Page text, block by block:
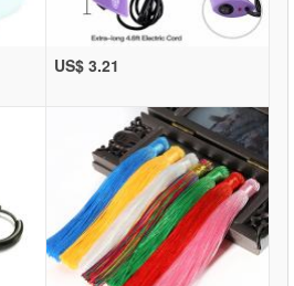
US$ 3.21